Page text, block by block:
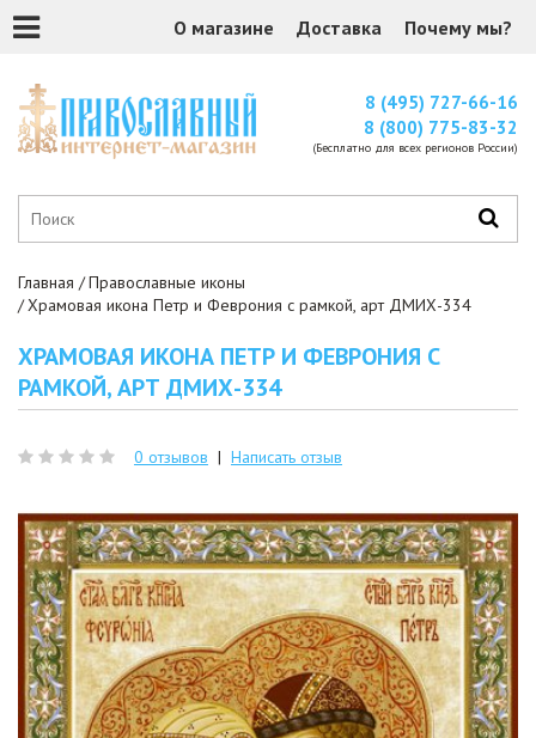
О магазине Доставка Почему мы?
8 (495) 727-66-16
8 (800) 775-83-32
(Бесплатно для всех регионов России)
Главная
Православные иконы
Храмовая икона Петр и Феврония c рамкой, арт ДМИХ-334
ХРАМОВАЯ ИКОНА ПЕТР И ФЕВРОНИЯ C
РАМКОЙ, АРТ ДМИХ-334
0 отзывов | Написать отзыв